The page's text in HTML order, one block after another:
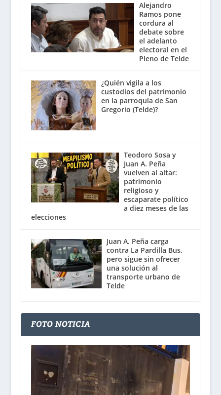
Alejandro
Ramos pone
cordura al
debate sobre
el adelanto
electoral en el
Pleno de Telde
¿Quién vigila a los
custodios del patrimonio
en la parroquia de San
Gregorio (Telde)?
Teodoro Sosa y
Juan A. Peña
vuelven al altar:
patrimonio
religioso y
escaparate político
a diez meses de las
elecciones
Juan A. Peña carga
contra La Pardilla Bus,
pero sigue sin ofrecer
una solución al
transporte urbano de
Telde
FOTO NOTICIA